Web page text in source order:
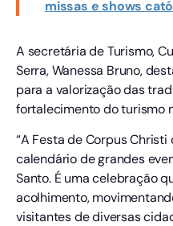
missas e shows
A secretária de Turismo,
Serra, Wanessa Bruno,
para a valorização das
fortalecimento do turismo
“A Festa de Corpus
calendário de grandes
Santo. É uma celebração
acolhimento,
visitantes de diversas